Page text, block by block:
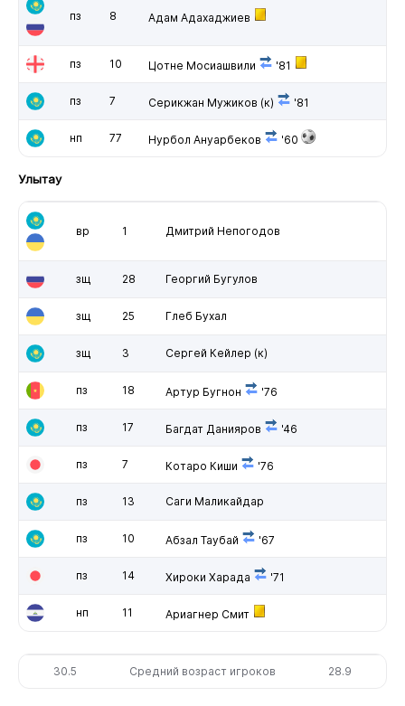
пз 8 Адам Адахаджиев
пз 10 Цотне Мосиашвили '81
пз 7 Серикжан Мужиков (к) '81
нп 77 Нурбол Ануарбеков '60
Улытау
вр 1 Дмитрий Непогодов
зщ 28 Георгий Бугулов
зщ 25 Глеб Бухал
зщ 3 Сергей Кейлер (к)
пз 18 Артур Бугнон '76
пз 17 Багдат Данияров '46
пз 7 Котаро Киши '76
пз 13 Саги Маликайдар
пз 10 Абзал Таубай '67
пз 14 Хироки Харада '71
нп 11 Ариагнер Смит
30.5 Средний возраст игроков 28.9